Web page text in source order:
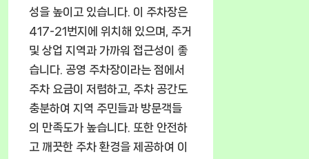
성을 높이고 있습니다. 이 주차장은
417-21번지에 위치해 있으며, 주거
및 상업 지역과 가까워 접근성이 좋
습니다. 공영 주차장이라는 점에서
주차 요금이 저렴하고, 주차 공간도
충분하여 지역 주민들과 방문객들
의 만족도가 높습니다. 또한 안전하
고 깨끗한 주차 환경을 제공하여 이